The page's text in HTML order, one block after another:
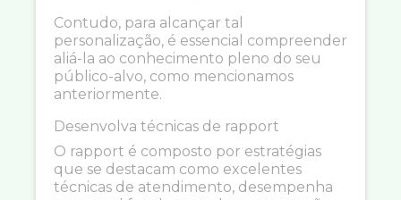
Contudo, para alcançar tal
personalização, é essencial compreender
aliá-la ao conhecimento pleno do seu
público-alvo, como mencionamos
anteriormente.
Desenvolva técnicas de rapport
O rapport é composto por estratégias
que se destacam como excelentes
técnicas de atendimento, desempenha